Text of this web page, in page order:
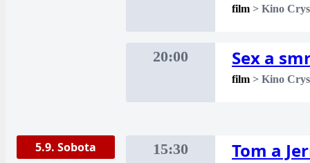
film > Kino
20:00 Sex a
film > Kino
5.9. Sobota 15:30 Tom a